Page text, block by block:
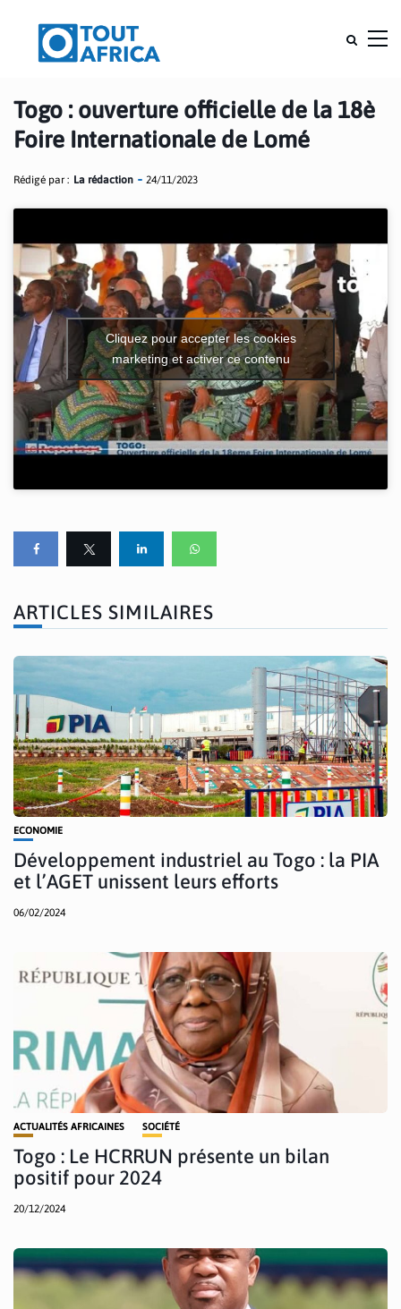
Togo : ouverture officielle de la 18è
Foire Internationale de Lomé
Rédigé par : La rédaction 24/11/2023
Cliquez pour accepter les cookies
marketing et activer ce contenu
ARTICLES SIMILAIRES
ECONOMIE
Développement industriel au Togo : la PIA
et l’AGET unissent leurs efforts
06/02/2024
ACTUALITÉS AFRICAINES SOCIÉTÉ
Togo : Le HCRRUN présente un bilan
positif pour 2024
20/12/2024